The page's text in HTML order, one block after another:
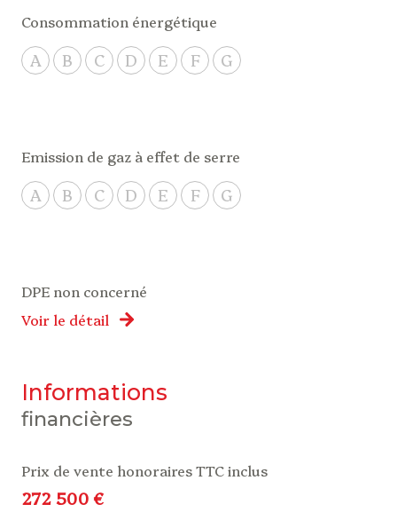
Consommation énergétique
A B C D E F G
Emission de gaz à effet de serre
A B C D E F G
DPE non concerné
Voir le détail
informations
financières
Prix de vente honoraires TTC inclus
272 500 €